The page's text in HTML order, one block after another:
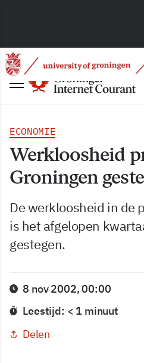
ECONOMIE
Werkloosheid
Groningen
De werkloosheid in de
is het afgelopen
gestegen.
8 nov 2002, 00:00
Leestijd: < 1 minuut
Delen